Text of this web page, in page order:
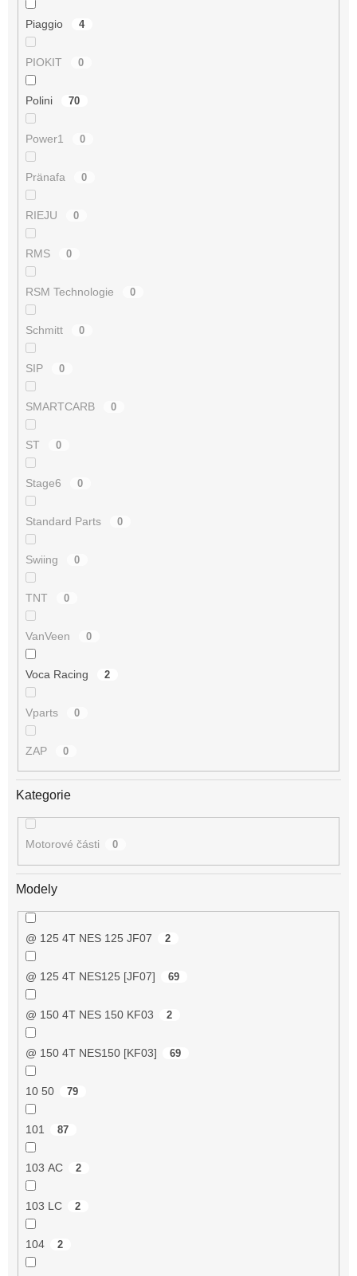
Piaggio 4
PIOKIT 0
Polini 70
Power1 0
Pränafa 0
RIEJU 0
RMS 0
RSM Technologie 0
Schmitt 0
SIP 0
SMARTCARB 0
ST 0
Stage6 0
Standard Parts 0
Swiing 0
TNT 0
VanVeen 0
Voca Racing 2
Vparts 0
ZAP 0
Kategorie
Motorové části 0
Modely
@ 125 4T NES 125 JF07 2
@ 125 4T NES125 [JF07] 69
@ 150 4T NES 150 KF03 2
@ 150 4T NES150 [KF03] 69
10 50 79
101 87
103 AC 2
103 LC 2
104 2